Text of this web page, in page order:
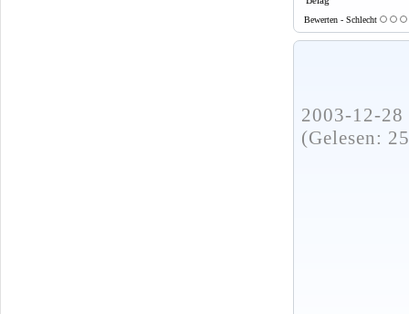
Bewerten - Schlecht
2003-12-
(Gelesen: